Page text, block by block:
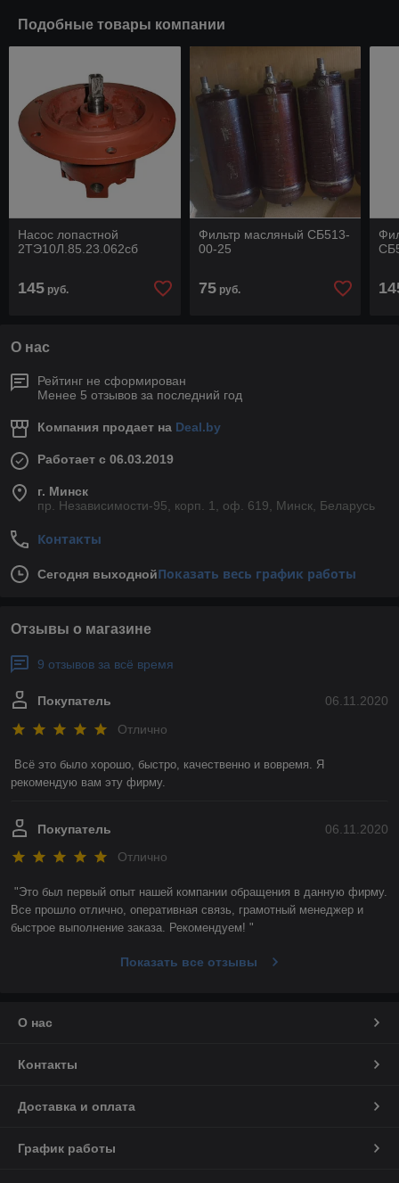
Подобные товары компании
Насос лопастной
2ТЭ10Л.85.23.062сб
145 руб.
Фильтр масляный СБ513-
00-25
75руб.
О нас
Рейтинг не сформирован
Менее 5 отзывов за последний год
Компания продает на Deal.by
Работает с 06.03.2019
г. Минск
пр. Независимости-95, корп. 1, оф. 619, Минск, Беларусь
Контакты
Сегодня выходнойПоказать весь график работы
Отзывы о магазине
9 отзывов за всё время
06.11.2020
Покупатель
Отлично
Всё это было хорошо, быстро, качественно и вовремя. Я
рекомендую вам эту фирму.
06.11.2020
Покупатель
Отлично
"Это был первый опыт нашей компании обращения в данную фирму.
Все прошло отлично, оперативная связь, грамотный менеджер и
быстрое выполнение заказа. Рекомендуем! "
Показать все отзывы
О нас
Контакты
Доставка и оплата
График работы